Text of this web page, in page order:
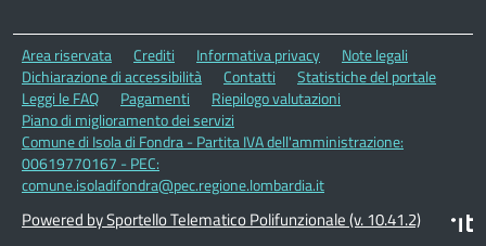
Area riservata Crediti Informativa privacy
Note legali
Dichiarazione di accessibilità
Contatti
Statistiche del portale
Leggi le FAQ
Pagamenti
Riepilogo valutazioni
Piano di miglioramento dei servizi
Comune di Isola di Fondra - Partita IVA dell'amministrazione:
00619770167 - PEC:
comune.isoladifondra@pec.regione.lombardia.it
Powered by Sportello Telematico Polifunzionale (v. 10.41.2)